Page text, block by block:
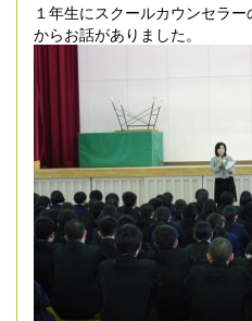
１年生にスクールカウンセラ
からお話がありました。